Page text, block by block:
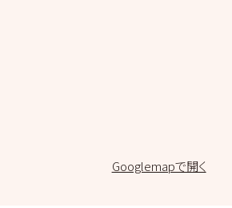
Googlemapで開く